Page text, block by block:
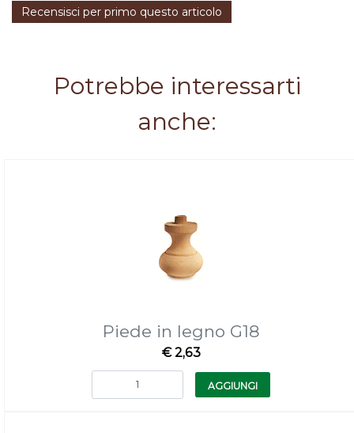
Recensisci per primo questo articolo
Potrebbe interessarti
anche:
Piede in legno G18
€ 2,63
Quantità
AGGIUNGI